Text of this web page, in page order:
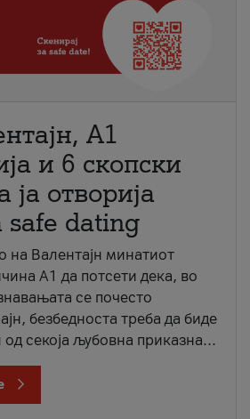
A1
и 6 скопски
отворија
safe dating
на Валентајн минатиот
А1 да потсети дека, во
се почесто
безбедноста треба да биде
секоја љубовна приказна...